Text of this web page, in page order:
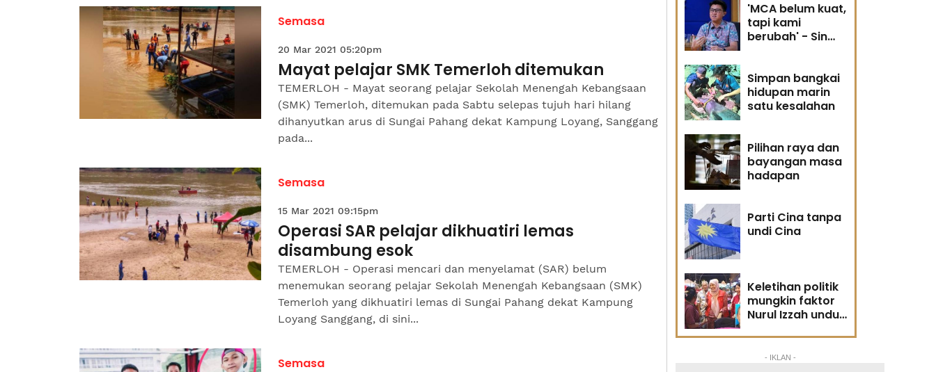
Semasa
20 Mar 2021 05:20pm
Mayat pelajar SMK Temerloh ditemukan
TEMERLOH - Mayat seorang pelajar Sekolah Menengah Kebangsaan
(SMK) Temerloh, ditemukan pada Sabtu selepas tujuh hari hilang
dihanyutkan arus di Sungai Pahang dekat Kampung Loyang, Sanggang
pada...
Semasa
15 Mar 2021 09:15pm
Operasi SAR pelajar dikhuatiri lemas
disambung esok
TEMERLOH - Operasi mencari dan menyelamat (SAR) belum
menemukan seorang pelajar Sekolah Menengah Kebangsaan (SMK)
Temerloh yang dikhuatiri lemas di Sungai Pahang dekat Kampung
Loyang Sanggang, di sini...
Semasa
'MCA belum kuat,
tapi kami
berubah' - Sin
Simpan bangkai
hidupan marin
satu kesalahan
Pilihan raya dan
bayangan masa
hadapan
Parti Cina tanpa
undi Cina
Keletihan politik
mungkin faktor
Nurul Izzah undur
Penganalisis
politik
- IKLAN -